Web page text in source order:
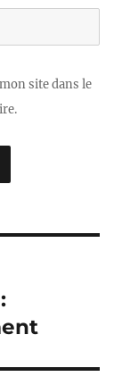
site dans le